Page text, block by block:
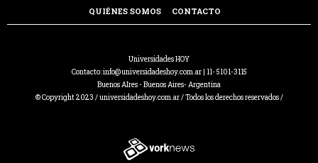
QUIÉNES SOMOS
CONTACTO
Universidades HOY
Contacto:info@universidadeshoy.com.ar| 11- 5101-3115
Buenos AIres - Buenos Aires- Argentina
© Copyright 2023 / universidadeshoy.com.ar / Todos los derechos reservados /